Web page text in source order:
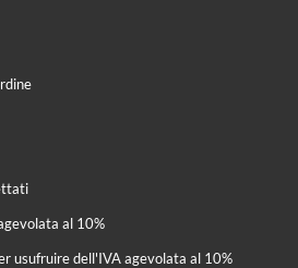
al 10%
usufruire dell'IVA agevolata al 10%